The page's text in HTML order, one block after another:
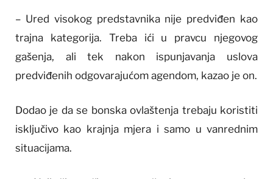
– Ured visokog predstavnika nije predviđen kao
trajna kategorija. Treba ići u pravcu njegovog
gašenja, ali tek nakon ispunjavanja uslova
predviđenih odgovarajućom agendom, kazao je on.
Dodao je da se bonska ovlaštenja trebaju koristiti
isključivo kao krajnja mjera i samo u vanrednim
situacijama.